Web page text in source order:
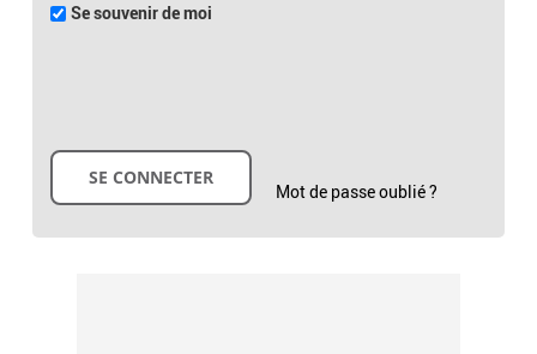
Se souvenir de moi
Mot de passe oublié ?